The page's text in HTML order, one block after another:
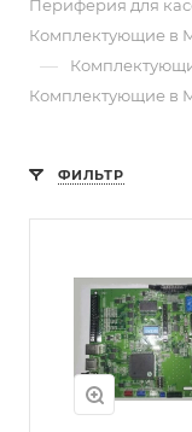
Периферия для
Комплектующие в
—
Комплектующие в
ФИЛЬТР